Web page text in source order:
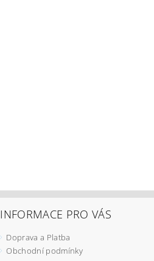
INFORMACE PRO VÁS
Doprava a Platba
Obchodní podmínky